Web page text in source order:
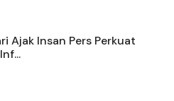
Ajak Insan Pers Perkuat